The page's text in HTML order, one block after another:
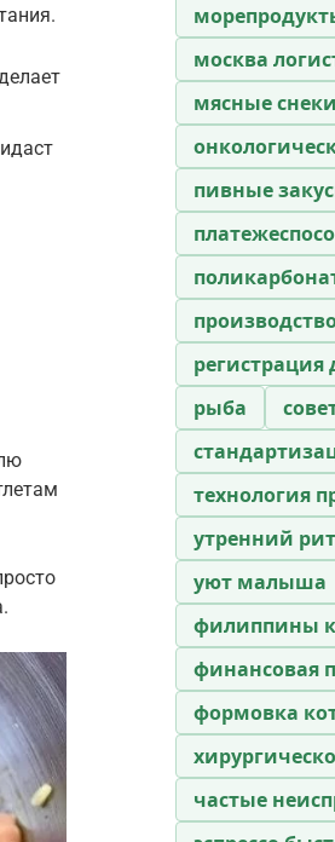
москва
мясные снеки
пивные
регистрация
рыба
технология
утренний
уют малыша
филиппины
финансовая
формовка
частые